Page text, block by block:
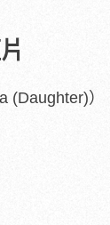
(Daughter)）